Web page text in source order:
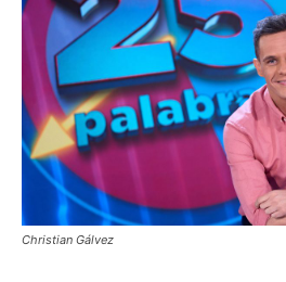
Christian Gálvez